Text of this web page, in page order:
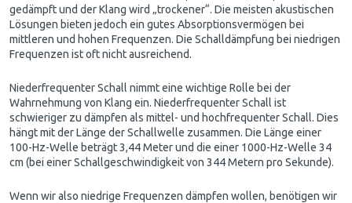
gedämpft und der Klang wird „trockener“. Die meisten akustischen
Lösungen bieten jedoch ein gutes Absorptionsvermögen bei
mittleren und hohen Frequenzen. Die Schalldämpfung bei niedrigen
Frequenzen ist oft nicht ausreichend.
Niederfrequenter Schall nimmt eine wichtige Rolle bei der
Wahrnehmung von Klang ein. Niederfrequenter Schall ist
schwieriger zu dämpfen als mittel- und hochfrequenter Schall. Dies
hängt mit der Länge der Schallwelle zusammen. Die Länge einer
100-Hz-Welle beträgt 3,44 Meter und die einer 1000-Hz-Welle 34
cm (bei einer Schallgeschwindigkeit von 344 Metern pro Sekunde).
Wenn wir also niedrige Frequenzen dämpfen wollen, benötigen wir